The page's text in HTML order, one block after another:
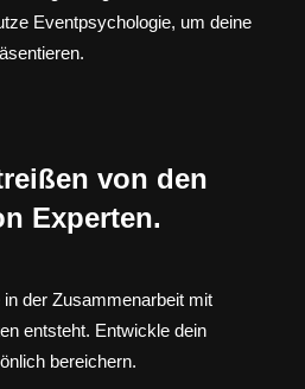
Eventpsychologie, um deine
von den
Experten.
der Zusammenarbeit mit
entsteht. Entwickle dein
bereichern.